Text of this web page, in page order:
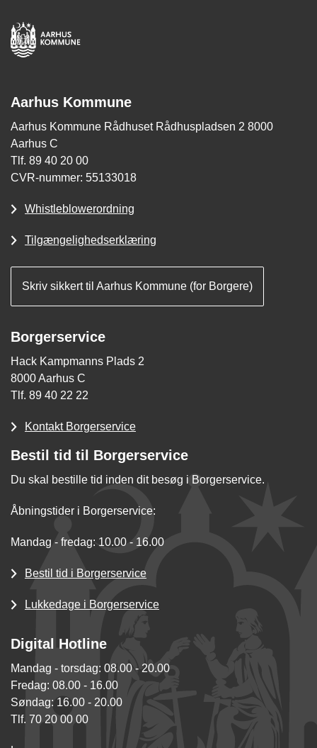
Aarhus Kommune
Aarhus Kommune Rådhuset Rådhuspladsen 2 8000
Aarhus C
Tlf. 89 40 20 00
CVR-nummer: 55133018
Whistleblowerordning
Tilgængelighedserklæring
Skriv sikkert til Aarhus Kommune (for Borgere)
Borgerservice
Hack Kampmanns Plads 2
8000 Aarhus C
Tlf. 89 40 22 22
Kontakt Borgerservice
Bestil tid til Borgerservice
Du skal bestille tid inden dit besøg i Borgerservice.
Åbningstider i Borgerservice:
Mandag - fredag: 10.00 - 16.00
Bestil tid i Borgerservice
Lukkedage i Borgerservice
Digital Hotline
Mandag - torsdag: 08.00 - 20.00
Fredag: 08.00 - 16.00
Søndag: 16.00 - 20.00
Tlf. 70 20 00 00